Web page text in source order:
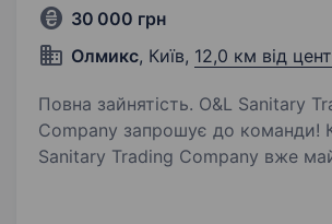
30 000 грн
Олмикс, Київ, 12,0 км від
Повна зайнятість. O&L Sanitary Trading
Company запрошує до команди!
Sanitary Trading Company вже
сантехнічного та